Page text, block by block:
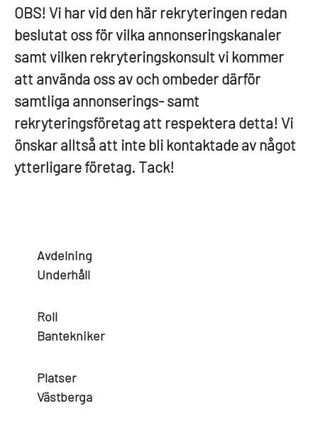
OBS! Vi har vid den här rekryteringen redan
beslutat oss för vilka annonseringskanaler
samt vilken rekryteringskonsult vi kommer
att använda oss av och ombeder därför
samtliga annonserings- samt
rekryteringsföretag att respektera detta! Vi
önskar alltså att inte bli kontaktade av något
ytterligare företag. Tack!
Avdelning
Underhåll
Roll
Bantekniker
Platser
Västberga